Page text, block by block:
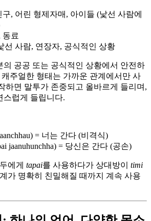
, 어린 형제자매, 아이들 (낯선 사람에
동료
선 사람, 연장자, 공식적인 상황
의 공공 또는 공식적인 상황에서 안전하
주얼한 형태는 가까운 관계에서만 사
하면 말투가 존중되고 올바르게 들리며,
스럽게 들립니다.
jaanchhau) = 너는 간다 (비격식)
jaanuhunchha) = 당신은 간다 (공손)
에게 tapai를 사용하다가 상대방이 timi
가 명확히 친밀해질 때까지 계속 사용